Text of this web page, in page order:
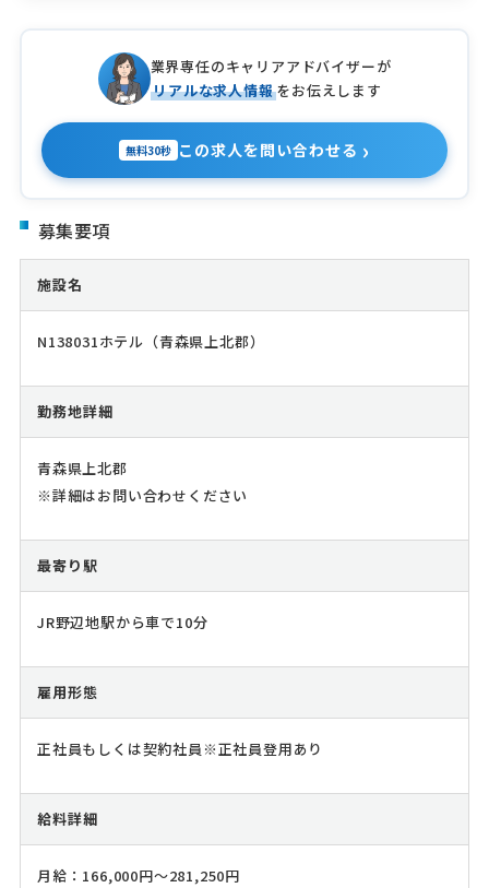
業界専任のキャリアアドバイザーが
リアルな求人情報をお伝えします
無料30秒 この求人を問い合わせる ›
募集要項
施設名
N138031ホテル（青森県上北郡）
勤務地詳細
青森県上北郡
※詳細はお問い合わせください
最寄り駅
JR野辺地駅から車で10分
雇用形態
正社員もしくは契約社員※正社員登用あり
給料詳細
月給：166,000円～281,250円